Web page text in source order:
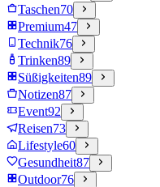
Taschen70
Premium47
Technik76
Trinken89
Süßigkeiten89
Notizen87
Event92
Reisen73
Lifestyle60
Gesundheit87
Outdoor76